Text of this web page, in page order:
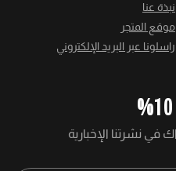
نبذة عنا
موقع المتجر
راسلونا عبر البريد الإلكتروني